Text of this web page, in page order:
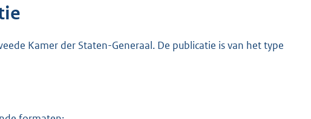
n
Kamer der Staten-Generaal. De publicatie is van het type